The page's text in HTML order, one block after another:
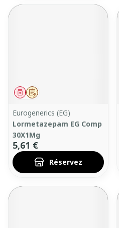
Sur prescription
Médicament
Eurogenerics (EG)
Lormetazepam EG Comp
30X1Mg
5,61 €
Réservez